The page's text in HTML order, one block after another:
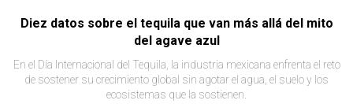
Diez datos sobre el tequila que van más allá del mito
del agave azul
En el Día Internacional del Tequila, la industria mexicana enfrenta el reto
de sostener su crecimiento global sin agotar el agua, el suelo y los
ecosistemas que la sostienen.